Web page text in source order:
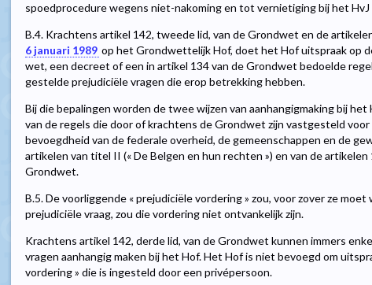
spoedprocedure wegens niet-nakoming en tot vernietiging bij het HvJ
B.4. Krachtens artikel 142, tweede lid, van de Grondwet en de
6 januari 1989 op het Grondwettelijk Hof, doet het Hof uitspraak op
wet, een decreet of een in artikel 134 van de Grondwet bedoelde
gestelde prejudiciële vragen die erop betrekking hebben.
Bij die bepalingen worden de twee wijzen van aanhangigmaking bij
van de regels die door of krachtens de Grondwet zijn vastgesteld
bevoegdheid van de federale overheid, de gemeenschappen en de
artikelen van titel II (« De Belgen en hun rechten ») en van de artikelen
Grondwet.
B.5. De voorliggende « prejudiciële vordering » zou, voor zover ze
prejudiciële vraag, zou die vordering niet ontvankelijk zijn.
Krachtens artikel 142, derde lid, van de Grondwet kunnen immers
vragen aanhangig maken bij het Hof. Het Hof is niet bevoegd om
vordering » die is ingesteld door een privépersoon.